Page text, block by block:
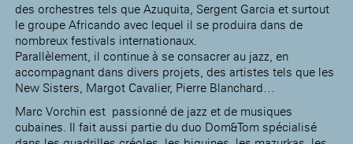
des orchestres tels que Azuquita, Sergent Garcia et surtout
le groupe Africando avec lequel il se produira dans de
nombreux festivals internationaux.
Parallèlement, il continue à se consacrer au jazz, en
accompagnant dans divers projets, des artistes tels que les
New Sisters, Margot Cavalier, Pierre Blanchard…
Marc Vorchin est passionné de jazz et de musiques
cubaines. Il fait aussi partie du duo Dom&Tom spécialisé